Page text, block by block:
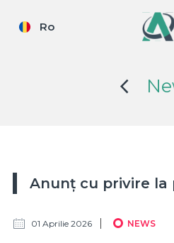
Ro
Anunț cu privire la
01 Aprilie 2026 NEWS